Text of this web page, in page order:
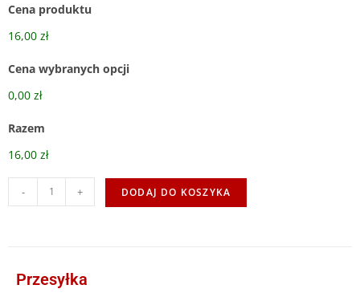
Cena produktu
16,00 zł
Cena wybranych opcji
0,00 zł
Razem
16,00 zł
- + DODAJ DO KOSZYKA
Przesyłka